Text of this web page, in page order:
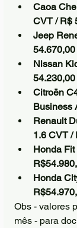
Caoa
CVT / R$
Jeep
54.670,00
Nissan
54.230,00
Citroën
Business
Renault
1.6 CVT /
Honda
Honda
Obs - valores
mês - para